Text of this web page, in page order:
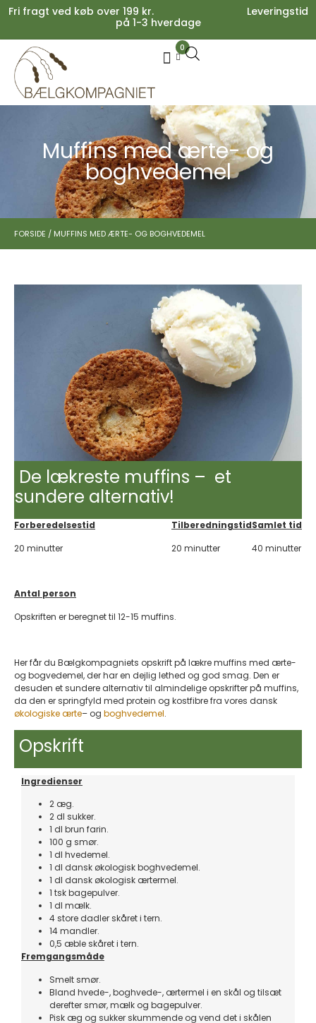
Fri fragt ved køb over 199 kr. Leveringstid
på 1-3 hverdage
0
Your cart is empty.
Subtotal: 0,00
0,00kr. inkl. moms
KASSE
Muffins med ærte- og
boghvedemel
FORSIDE / MUFFINS MED ÆRTE- OG BOGHVEDEMEL
De lækreste muffins – et
sundere alternativ!
Forberedelsestid
20 minutter
Tilberedningstid
20 minutter
Samlet tid
40 minutter
Antal person
Opskriften er beregnet til 12-15 muffins.
Her får du Bælgkompagniets opskrift på lækre muffins med ærte-
og bogvedemel, der har en dejlig lethed og god smag. Den er
desuden et sundere alternativ til almindelige opskrifter på muffins,
da den er springfyld med protein og kostfibre fra vores dansk
økologiske ærte– og boghvedemel.
Opskrift
Ingredienser
2 æg.
2 dl sukker.
1 dl brun farin.
100 g smør.
1 dl hvedemel.
1 dl dansk økologisk boghvedemel.
1 dl dansk økologisk ærtermel.
1 tsk bagepulver.
1 dl mælk.
4 store dadler skåret i tern.
14 mandler.
0,5 æble skåret i tern.
Fremgangsmåde
Smelt smør.
Bland hvede-, boghvede-, ærtermel i en skål og tilsæt
derefter smør, mælk og bagepulver.
Pisk æg og sukker skummende og vend det i skålen